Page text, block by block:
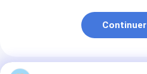
Continuer